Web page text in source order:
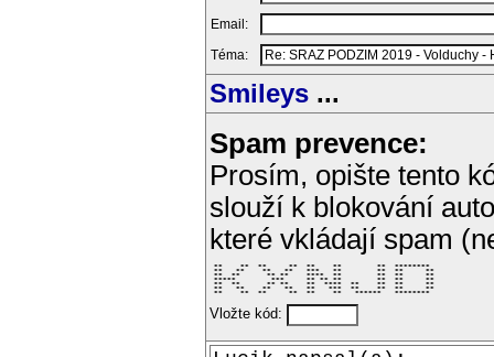
Email:
Téma:
Smileys ...
Spam prevence:
Prosím, opište tento
slouží k blokování
které vkládají spam
**    **  **     **  **    **        **  ********
**   **    **   **   ***   **        **  **     **
**  **      ** **    ****  **        **  **     **
*****        ***     ** ** **        **  **     **
**  **      ** **    **  ****  **    **  **     **
**   **    **   **   **   ***  **    **  **     **
**    **  **     **  **    **   ******   ********
Vložte kód: